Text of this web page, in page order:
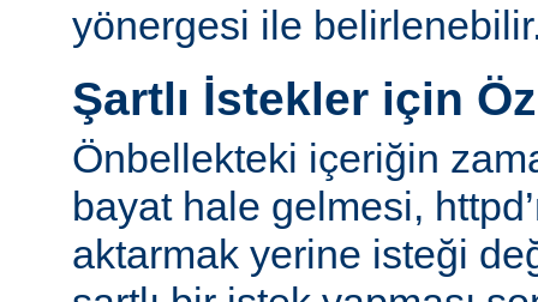
yönergesi ile
Şartlı İstekler için
Önbellekteki içeriğin
bayat hale gelmesi,
aktarmak yerine isteği